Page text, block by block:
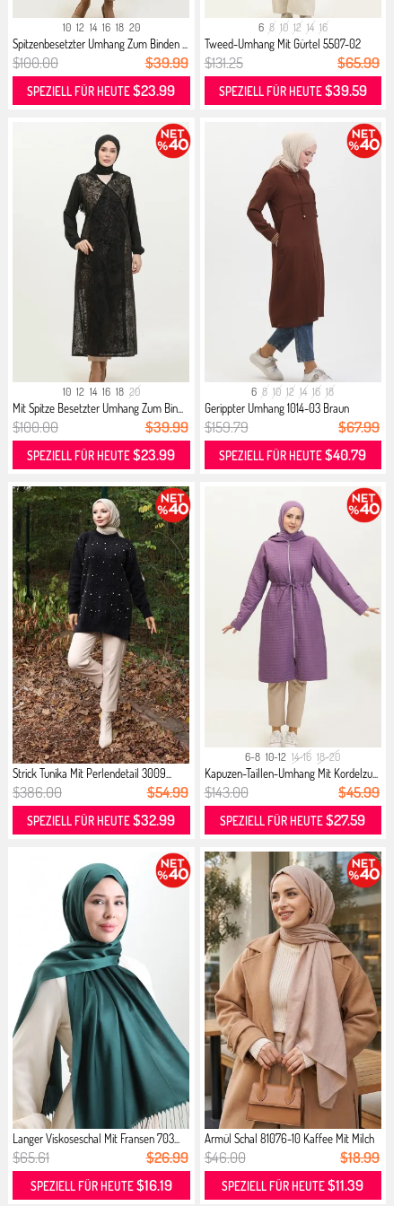
10 12 14 16 18 20
Spitzenbesetzter Umhang Zum Binden ...
$100.00 $39.99
SPEZIELL FÜR HEUTE$23.99
6 8 10 12 14 16
Tweed-Umhang Mit Gürtel 5507-02
Nerz
$131.25 $65.99
SPEZIELL FÜR HEUTE$39.59
10 12 14 16 18 20
Mit Spitze Besetzter Umhang Zum Bin...
$100.00 $39.99
SPEZIELL FÜR HEUTE$23.99
6 8 10 12 14 16 18
Gerippter Umhang 1014-03 Braun
$159.79 $67.99
SPEZIELL FÜR HEUTE$40.79
Strick Tunika Mit Perlendetail 3009...
$386.00 $54.99
SPEZIELL FÜR HEUTE$32.99
6-8 10-12 14-16 18-20
Kapuzen-Taillen-Umhang Mit Kordelzu...
$143.00 $45.99
SPEZIELL FÜR HEUTE$27.59
Langer Viskoseschal Mit Fransen 703...
$65.61 $26.99
SPEZIELL FÜR HEUTE$16.19
Armül Schal 81076-10 Kaffee Mit Milch
$46.00 $18.99
SPEZIELL FÜR HEUTE$11.39